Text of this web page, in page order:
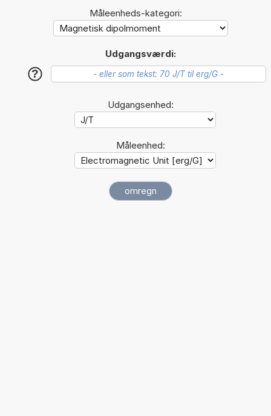
Måleenheds-kategori:
Udgangsværdi:
?
Udgangsenhed:
Måleenhed: